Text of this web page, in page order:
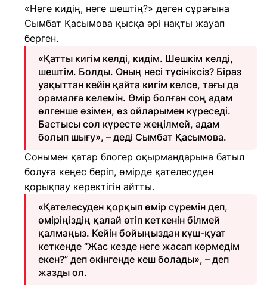
«Неге кидің, неге шештің?» деген сұрағына
Сымбат Қасымова қысқа әрі нақты жауап
берген.
«Қатты кигім келді, кидім. Шешкім келді,
шештім. Болды. Оның несі түсініксіз? Біраз
уақыттан кейін қайта кигім келсе, тағы да
орамалға келемін. Өмір болған соң адам
өлгенше өзімен, өз ойларымен күреседі.
Бастысы сол күресте жеңілмей, адам
болып шығу», – деді Сымбат Қасымова.
Сонымен қатар блогер оқырмандарына батыл
болуға кеңес беріп, өмірде қателесуден
қорықпау керектігін айтты.
«Қателесуден қорқып өмір сүремін деп,
өміріңіздің қалай өтіп кеткенін білмей
қалмаңыз. Кейін бойыңыздан күш-қуат
кеткенде “Жас кезде неге жасап көрмедім
екен?” деп өкінгенде кеш болады», – деп
жазды ол.